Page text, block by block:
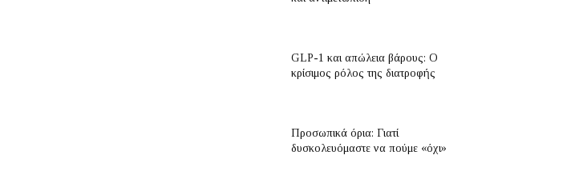
GLP-1 και απώλεια βάρους: Ο
κρίσιμος ρόλος της διατροφής
Προσωπικά όρια: Γιατί
δυσκολευόμαστε να πούμε «όχι»